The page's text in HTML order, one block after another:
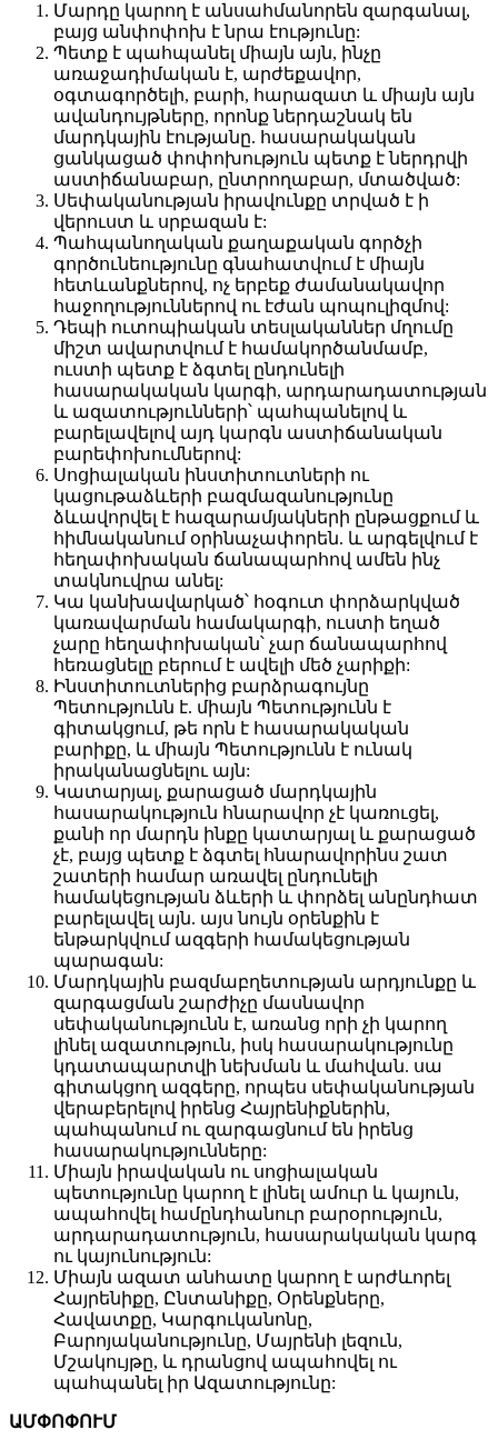
Մարդը կարող է անսահմանորեն զարգանալ,
բայց անփոփոխ է նրա էությունը:
Պետք է պահպանել միայն այն, ինչը
առաջադիմական է, արժեքավոր,
օգտագործելի, բարի, հարազատ և միայն այն
ավանդույթները, որոնք ներդաշնակ են
մարդկային էությանը. հասարակական
ցանկացած փոփոխություն պետք է ներդրվի
աստիճանաբար, ընտրողաբար, մտածված:
Սեփականության իրավունքը տրված է ի
վերուստ և սրբազան է:
Պահպանողական քաղաքական գործչի
գործունեությունը գնահատվում է միայն
հետևանքներով, ոչ երբեք ժամանակավոր
հաջողություններով ու էժան պոպուլիզմով:
Դեպի ուտոպիական տեսլականներ մղումը
միշտ ավարտվում է համակործանմամբ,
ուստի պետք է ձգտել ընդունելի
հասարակական կարգի, արդարադատության
և ազատությունների՝ պահպանելով և
բարելավելով այդ կարգն աստիճանական
բարեփոխումներով:
Սոցիալական ինստիտուտների ու
կացութաձևերի բազմազանությունը
ձևավորվել է հազարամյակների ընթացքում և
հիմնականում օրինաչափորեն. և արգելվում է
հեղափոխական ճանապարհով ամեն ինչ
տակնուվրա անել:
Կա կանխավարկած՝ հօգուտ փորձարկված
կառավարման համակարգի, ուստի եղած
չարը հեղափոխական՝ չար ճանապարհով
հեռացնելը բերում է ավելի մեծ չարիքի:
Ինստիտուտներից բարձրագույնը
Պետությունն է. միայն Պետությունն է
գիտակցում, թե որն է հասարակական
բարիքը, և միայն Պետությունն է ունակ
իրականացնելու այն:
Կատարյալ, քարացած մարդկային
հասարակություն հնարավոր չէ կառուցել,
քանի որ մարդն ինքը կատարյալ և քարացած
չէ, բայց պետք է ձգտել հնարավորինս շատ
շատերի համար առավել ընդունելի
համակեցության ձևերի և փորձել անընդհատ
բարելավել այն. այս նույն օրենքին է
ենթարկվում ազգերի համակեցության
պարագան:
Մարդկային բազմաբղետության արդյունքը և
զարգացման շարժիչը մասնավոր
սեփականությունն է, առանց որի չի կարող
լինել ազատություն, իսկ հասարակությունը
կդատապարտվի նեխման և մահվան. սա
գիտակցող ազգերը, որպես սեփականության
վերաբերելով իրենց Հայրենիքներին,
պահպանում ու զարգացնում են իրենց
հասարակությունները:
Միայն իրավական ու սոցիալական
պետությունը կարող է լինել ամուր և կայուն,
ապահովել համընդհանուր բարօրություն,
արդարադատություն, հասարակական կարգ
ու կայունություն:
Միայն ազատ անհատը կարող է արժևորել
Հայրենիքը, Ընտանիքը, Օրենքները,
Հավատքը, Կարգուկանոնը,
Բարոյականությունը, Մայրենի լեզուն,
Մշակույթը, և դրանցով ապահովել ու
պահպանել իր Ազատությունը:
ԱՄՓՈՓՈՒՄ